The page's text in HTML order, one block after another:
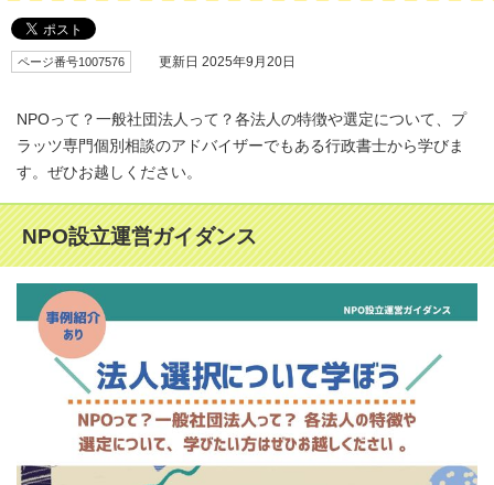
ページ番号1007576 更新日 2025年9月20日
NPOって？一般社団法人って？各法人の特徴や選定について、プ
ラッツ専門個別相談のアドバイザーでもある行政書士から学びま
す。ぜひお越しください。
NPO設立運営ガイダンス